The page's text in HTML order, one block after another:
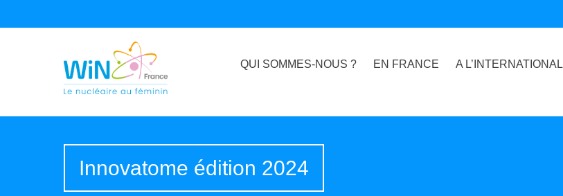
QUI SOMMES-NOUS ? EN FRANCE A L’INTERNATIONAL
Innovatome édition 2024